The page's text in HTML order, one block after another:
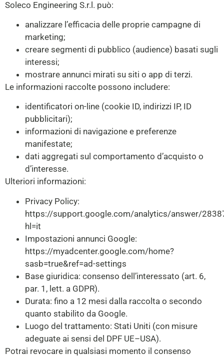
Soleco Engineering S.r.l. può:
analizzare l’efficacia delle proprie campagne di
marketing;
creare segmenti di pubblico (audience) basati sugli
interessi;
mostrare annunci mirati su siti o app di terzi.
Le informazioni raccolte possono includere:
identificatori on-line (cookie ID, indirizzi IP, ID
pubblicitari);
informazioni di navigazione e preferenze
manifestate;
dati aggregati sul comportamento d’acquisto o
d’interesse.
Ulteriori informazioni:
Privacy Policy:
https://support.google.com/analytics/answer/
hl=it
Impostazioni annunci Google:
https://myadcenter.google.com/home?
sasb=true&ref=ad-settings
Base giuridica: consenso dell’interessato (art. 6,
par. 1, lett. a GDPR).
Durata: fino a 12 mesi dalla raccolta o secondo
quanto stabilito da Google.
Luogo del trattamento: Stati Uniti (con misure
adeguate ai sensi del DPF UE–USA).
Potrai revocare in qualsiasi momento il consenso